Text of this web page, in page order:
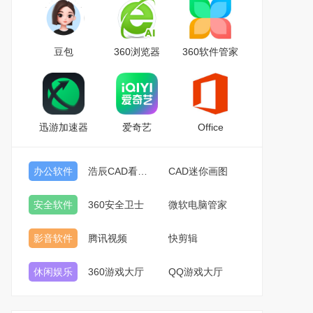
豆包 360浏览器 360软件管家
迅游加速器 爱奇艺 Office
办公软件 CAD迷你画图
安全软件 360安全卫士 微软电脑管家
影音软件 腾讯视频 快剪辑
休闲娱乐 360游戏大厅 QQ游戏大厅